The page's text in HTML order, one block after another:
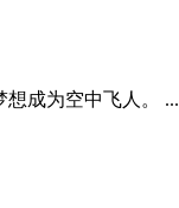
成为空中飞人。 ...